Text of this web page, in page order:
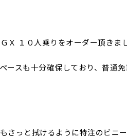
Ｘ １０人乗りをオーダー頂きま
ースも十分確保しており、普通
さっと拭けるように特注のビニ